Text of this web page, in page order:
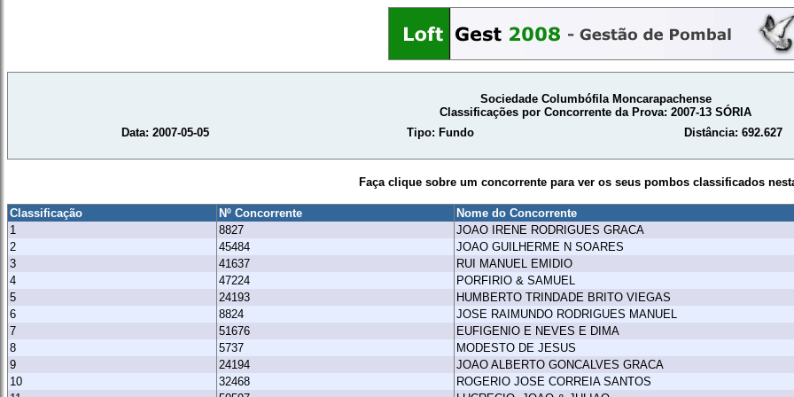
Sociedade Columbófila Moncarapachense
Classificações por Concorrente da Prova: 2007-13 SÓRIA
Data: 2007-05-05
Tipo: Fundo Distância: 692.627
Faça clique sobre um concorrente para ver os seus pombos classificados
Classificação Nº Concorrente
Nome do Concorrente
1
8827
JOAO IRENE RODRIGUES GRACA
2
45484
JOAO GUILHERME N SOARES
3
41637
RUI MANUEL EMIDIO
4
47224
PORFIRIO & SAMUEL
5
24193
HUMBERTO TRINDADE BRITO VIEGAS
6
8824
JOSE RAIMUNDO RODRIGUES MANUEL
7
51676
EUFIGENIO E NEVES E DIMA
8
5737
MODESTO DE JESUS
9
24194
JOAO ALBERTO GONCALVES GRACA
10
32468
ROGERIO JOSE CORREIA SANTOS